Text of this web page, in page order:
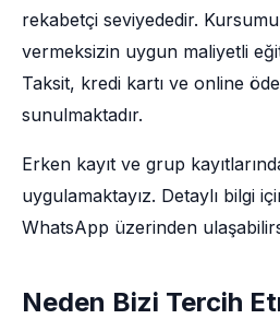
rekabetçi seviyededir.
vermeksizin uygun maliyetli
Taksit, kredi kartı ve online
sunulmaktadır.
Erken kayıt ve grup
uygulamaktayız. Detaylı bilgi
WhatsApp üzerinden
Neden Bizi Tercih